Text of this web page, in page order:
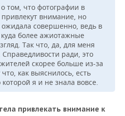
том, что фотографии в
внимание, но
совершенно, ведь в
более ажиотажные
Так что, да, для меня
ради, это
скорее больше из-за
как выяснилось, есть
я и не знала вовсе.
привлекать внимание к